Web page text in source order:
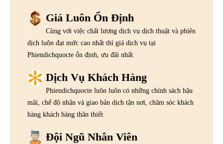
Giá Luôn Ổn Định
Cùng với việc chất lượng dịch vụ dịch thuật và phiên
dịch luôn đạt mức cao nhất thì giá dịch vụ tại
Phiendichquocte ổn định, ưu đãi nhất.
Dịch Vụ Khách Hàng
Phiendichquocte luôn luôn có những chính sách hậu
mãi, chế độ nhận và giao bản dịch tận nơi, chăm sóc khách
hàng khách hàng thân thiết.
Đội Ngũ Nhân Viên